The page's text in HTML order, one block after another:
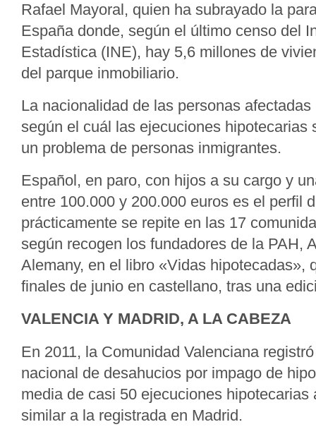
Rafael Mayoral, quien ha subrayado la
España donde, según el último censo del
Estadística (INE), hay 5,6 millones de
del parque inmobiliario.
La nacionalidad de las personas
según el cuál las ejecuciones hipotecarias
un problema de personas inmigrantes.
Español, en paro, con hijos a su cargo y
entre 100.000 y 200.000 euros es el perfil
prácticamente se repite en las 17
según recogen los fundadores de la PAH,
Alemany, en el libro «Vidas hipotecadas»,
finales de junio en castellano, tras una
VALENCIA Y MADRID, A LA CABEZA
En 2011, la Comunidad Valenciana
nacional de desahucios por impago de
media de casi 50 ejecuciones hipotecarias
similar a la registrada en Madrid.